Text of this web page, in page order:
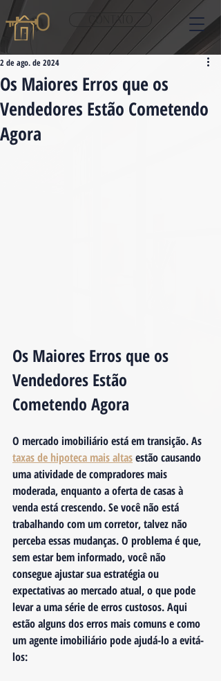
CONTATO
Os Maiores Erros que os
Vendedores Estão Cometendo
Agora
2 de ago. de 2024
Os Maiores Erros que os
Vendedores Estão
Cometendo Agora
O mercado imobiliário está em transição. As
taxas de hipoteca mais altas estão causando
uma atividade de compradores mais
moderada, enquanto a oferta de casas à
venda está crescendo. Se você não está
trabalhando com um corretor, talvez não
perceba essas mudanças. O problema é que,
sem estar bem informado, você não
consegue ajustar sua estratégia ou
expectativas ao mercado atual, o que pode
levar a uma série de erros custosos. Aqui
estão alguns dos erros mais comuns e como
um agente imobiliário pode ajudá-lo a evitá-
los: